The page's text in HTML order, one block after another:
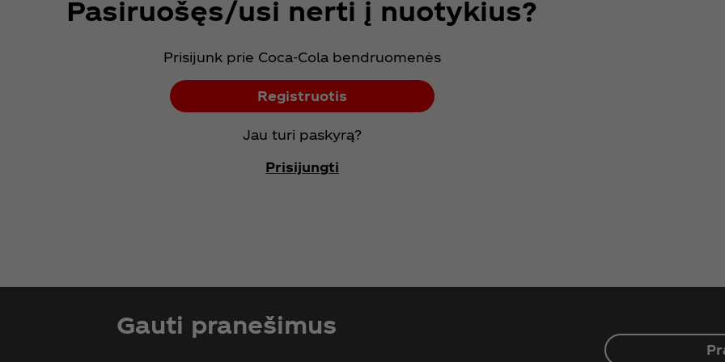
Pasiruošęs/usi nerti į nuotykius?
Prisijunk prie Coca‑Cola bendruomenės
Registruotis
Jau turi paskyrą?
Prisijungti
Gauti pranešimus